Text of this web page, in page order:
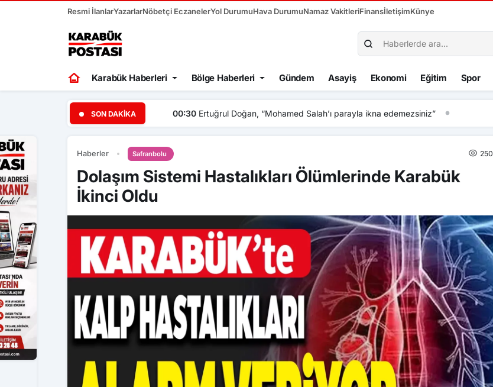
Resmi İlanlarYazarlarNöbetçi EczanelerYol DurumuHava DurumuNamaz VakitleriFinansİletişimKünye
Karabük Haberleri Bölge Haberleri Gündem Asayiş Ekonomi Eğitim Spor
SON DAKIKA 00:30 Ertuğrul Doğan, “Mohamed Salah’ı parayla ikna edemezsiniz”
Haberler Safranbolu 250
Dolaşım Sistemi Hastalıkları Ölümlerinde Karabük
İkinci Oldu